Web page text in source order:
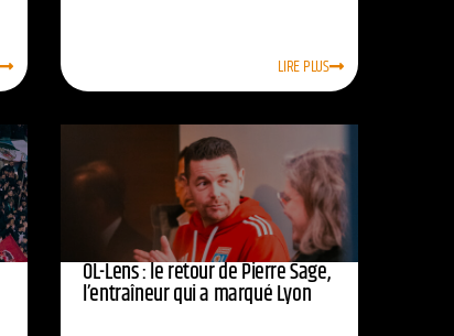
LIRE PLUS
OL-Lens : le retour de Pierre Sage,
l’entraîneur qui a marqué Lyon